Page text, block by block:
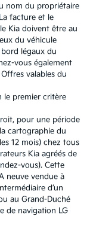
nom du propriétaire
facture et le
Kia doivent être au
du véhicule
bord légaux du
vous également
valables du
le premier critère
pour une période
cartographie du
12 mois) chez tous
Kia agréés de
vous). Cette
neuve vendue à
d’un
au Grand-Duché
de navigation LG